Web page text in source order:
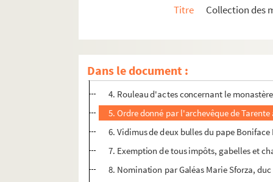
Titre
Collection des
Dans le document :
Ms 1426 (1291). Recueil de pièces, originales
1. Sentence prononcée par Luca de
2. Fragment d'acte concernant l'hôpital
3. Transaction entre l'archiprêtre et les
4. Rouleau d'actes concernant le
5. Ordre donné par l'archevêque de
6. Vidimus de deux bulles du pape
7. Exemption de tous impôts, gabelles et
8. Nomination par Galéas Marie Sforza,